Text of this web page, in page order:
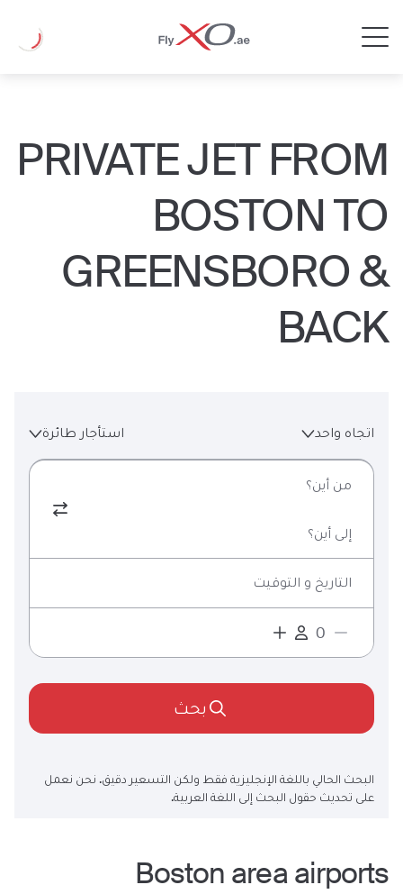
Loading
PRIVATE JET FROM
BOSTON TO
GREENSBORO &
BACK
اتجاه واحد استأجار طائرة
من أين؟
إلى أين؟
التاريخ و التوقيت
بحث
البحث الحالي باللغة الإنجليزية فقط ولكن التسعير دقيق. نحن نعمل
على تحديث حقول البحث إلى اللغة العربية.
Boston area airports